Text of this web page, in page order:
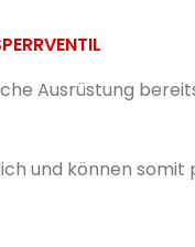
Ausrüstung
und können somit